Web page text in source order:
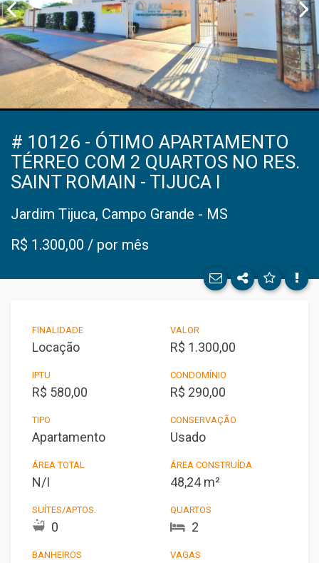
# 10126 - ÓTIMO APARTAMENTO
TÉRREO COM 2 QUARTOS NO RES.
SAINT ROMAIN - TIJUCA I
Jardim Tijuca, Campo Grande - MS
R$ 1.300,00 / por mês
FINALIDADE
Locação
VALOR
R$ 1.300,00
IPTU
R$ 580,00
CONDOMÍNIO
R$ 290,00
TIPO
Apartamento
CONSERVAÇÃO
Usado
ÁREA TOTAL
N/I
ÁREA CONSTRUÍDA
48,24 m²
SUÍTES/APTOS.
0
QUARTOS
2
BANHEIROS VAGAS